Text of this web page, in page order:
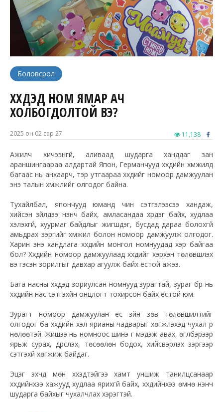
Боловсрол
ХҮҮХДЭД НОМ ЯМАР АЧ
ХОЛБОГДОЛТОЙ ВЭ?
2025 он 02 сар 27 11,138
Ажилч хичээнгүй, аливаад шударга ханддаг зан
араншингаараа алдартай Япон, Германчууд хүүхдийн хүмүүжилд
багаас нь анхаарч, тэр утгаараа хүүхдийг номоор дамжуулан
энэ талын хүмүүжлийг олгодог байна.
Тухайлбал, япончууд юманд чин сэтгэлээсээ хандаж,
хийсэн зүйлдээ үнэнч байх, амласандаа хүрдэг байх, худлаа
хэлэхгүй, хуурмаг байдлыг жигшдэг, бусдад дараа болохгүй
амьдрах зэргийг хүмүүжил болон номоор дамжуулж олгодог.
Харин энэ хандлага хүүхдийн монгол номнуудад хэр байгаа
бол? Хүүхдийн номоор дамжуулаад хүүхдийг хэрхэн төлөвшүүлэх
вэ гэсэн зорилгыг давхар агуулж байх ёстой ажээ.
Бага насны хүүхдэд зориулсан номнууд зурагтай, зураг бүр нь
хүүхдийн нас сэтгэхүйн онцлогт тохирсон байх ёстой юм.
Зурагт номоор дамжуулан ёс зүйн зөв төлөвшилтийг
олгодог ба хүүхдийн хэл ярианы чадварыг хөгжүүлэхэд чухал үр
нөлөөтэй. Жишээ нь номноос шинэ үг мэдэж авах, өгүүлбэрээр
ярьж сурах, дүрслэх, төсөөлөн бодох, хийсвэрлэх зэргээр
сэтгэхүй хөгжиж байдаг.
Эцэг эхчүүд мөн хүүхэдтэйгээ хамт уншиж танилцсанаар
хүүхдийнхээ хажууд худлаа ярихгүй байх, хүүхдийнхээ өмнө үнэнч
шударга байхыг чухалчлах хэрэгтэй.